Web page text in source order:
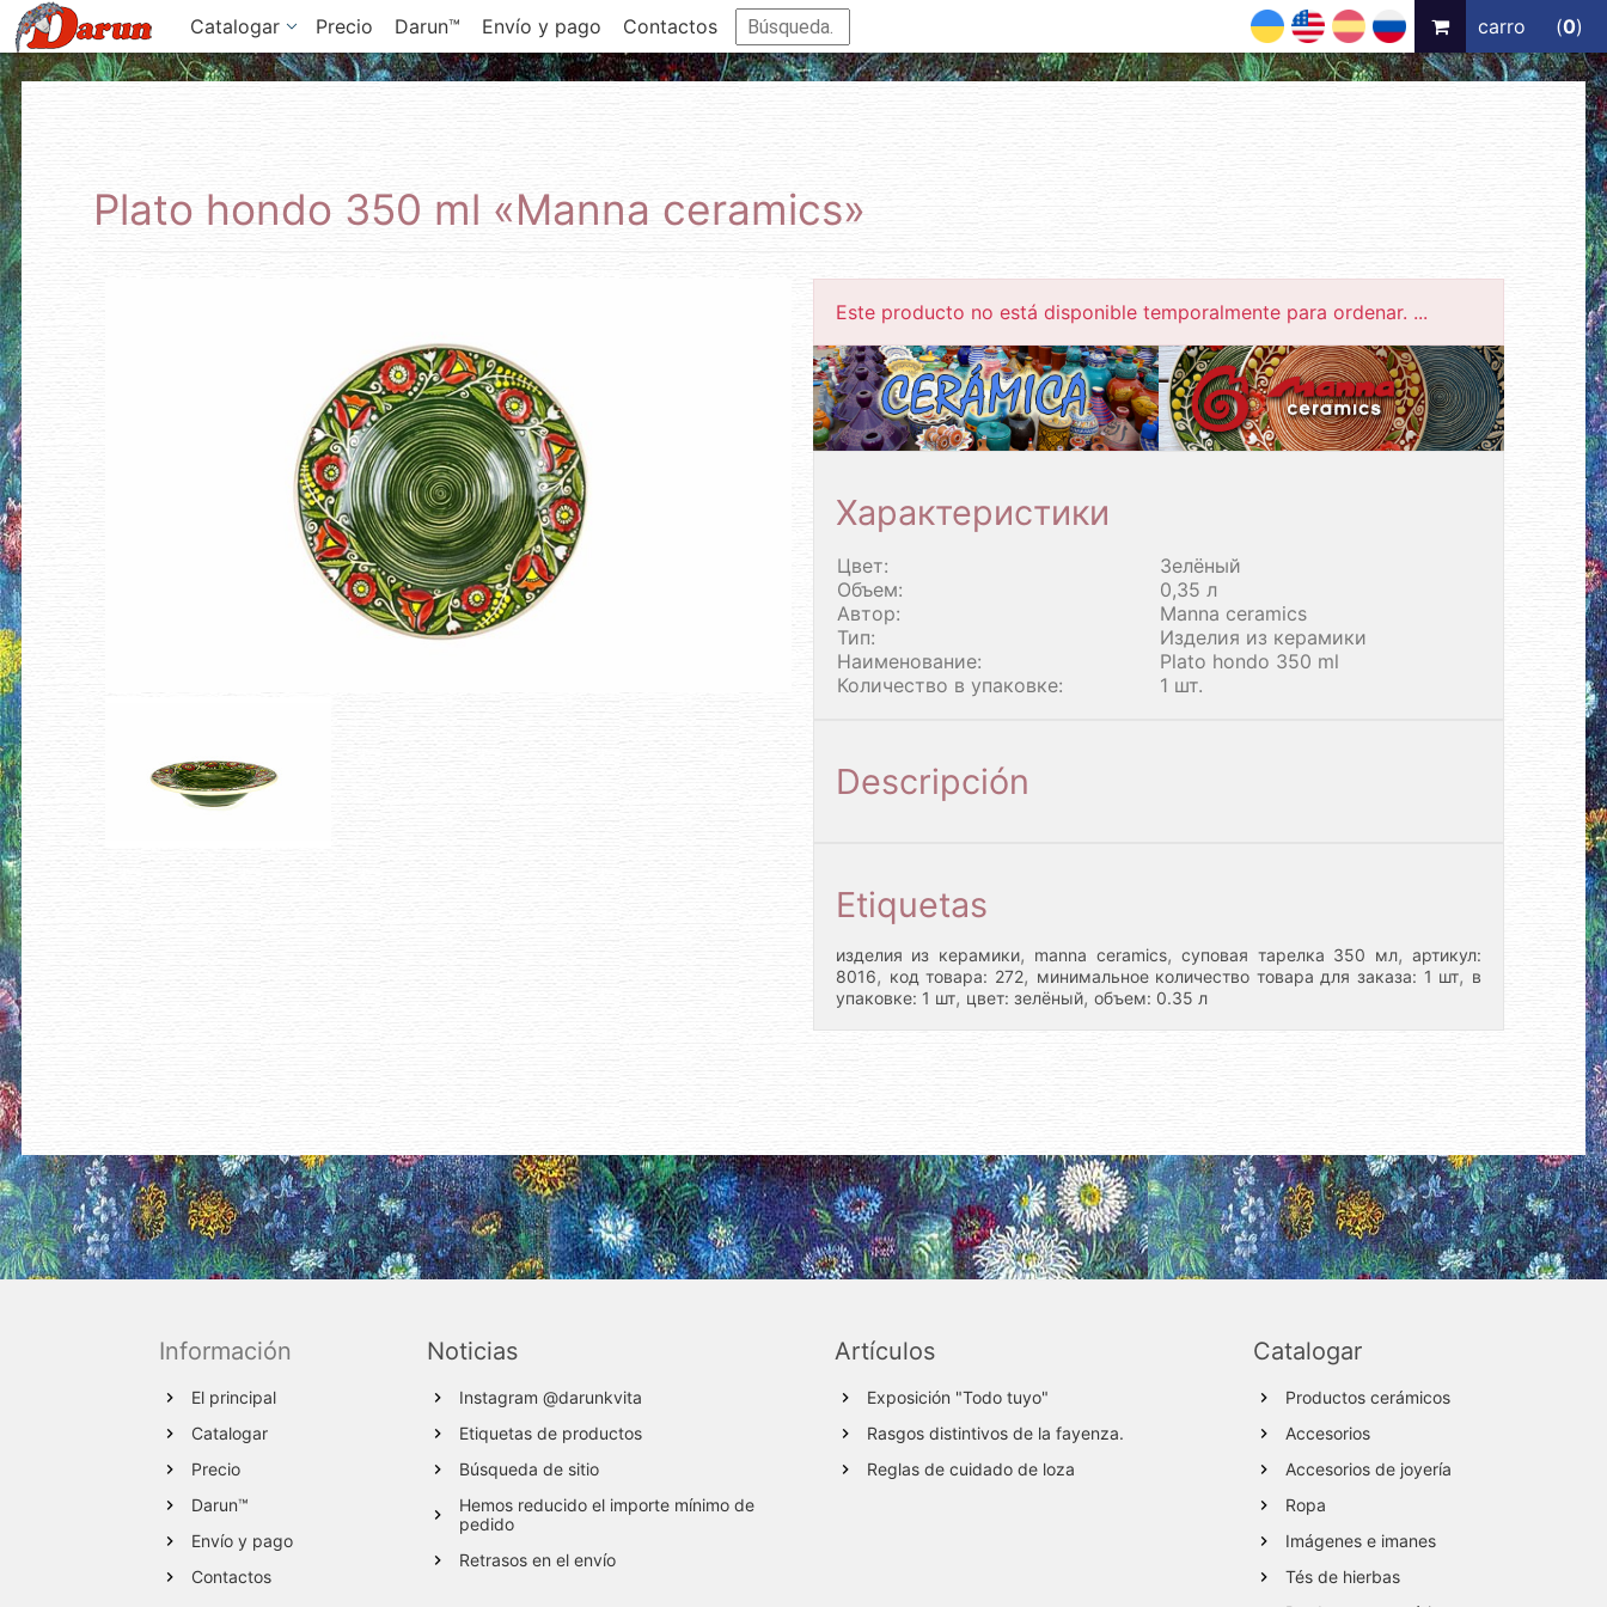
carro (0)
UA EN ES RU
Catalogar Precio Darun™ Envío y pago Contactos
Plato hondo 350 ml «Manna ceramics»
Este producto no está disponible temporalmente para ordenar. ...
Характеристики
Цвет:
Зелёный
Объем:
0,35 л
Автор:
Manna ceramics
Тип:
Изделия из керамики
Наименование:
Plato hondo 350 ml
Количество в упаковке:
1 шт.
Descripción
Etiquetas
изделия из керамики, manna ceramics,суповая тарелка 350 мл,артикул:
8016, код товара: 272, минимальное количество товара для заказа: 1 шт, в
упаковке: 1 шт, цвет: зелёный, объем: 0.35 л
Información
El principal
Catalogar
Precio
Darun™
Envío y pago
Contactos
Noticias
Instagram @darunkvita
Etiquetas de productos
Búsqueda de sitio
Hemos reducido el importe mínimo de
pedido
Retrasos en el envío
Artículos
Exposición "Todo tuyo"
Rasgos distintivos de la fayenza.
Reglas de cuidado de loza
Catalogar
Productos cerámicos
Accesorios
Accesorios de joyería
Ropa
Imágenes e imanes
Tés de hierbas